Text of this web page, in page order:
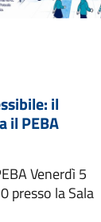
il
il PEBA
Venerdì 5
presso la Sala